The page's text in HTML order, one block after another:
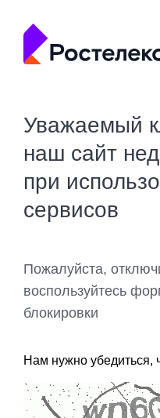
Уважаемый
наш сайт
при
сервисов
Пожалуйста,
воспользуйтесь
блокировки
Нам нужно убедиться,